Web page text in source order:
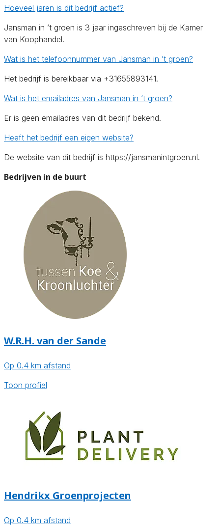
Hoeveel jaren is dit bedrijf actief?
Jansman in ’t groen is 3 jaar ingeschreven bij de Kamer
van Koophandel.
Wat is het telefoonnummer van Jansman in ’t groen?
Het bedrijf is bereikbaar via +31655893141.
Wat is het emailadres van Jansman in ’t groen?
Er is geen emailadres van dit bedrijf bekend.
Heeft het bedrijf een eigen website?
De website van dit bedrijf is https://jansmanintgroen.nl.
Bedrijven in de buurt
W.R.H. van der Sande
Op 0.4 km afstand
Toon profiel
Hendrikx Groenprojecten
Op 0.4 km afstand